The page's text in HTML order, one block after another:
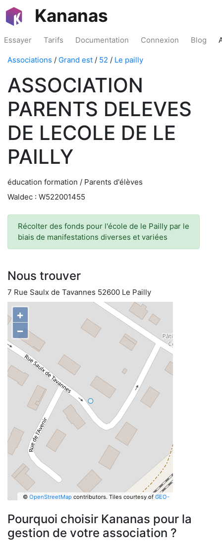
Kananas
Essayer Tarifs Documentation Connexion Blog
Associations / Grand est / 52 / Le pailly
ASSOCIATION
PARENTS DELEVES
DE LECOLE DE LE
PAILLY
éducation formation / Parents d'élèves
Waldec : W522001455
Récolter des fonds pour l'école de le Pailly par le
biais de manifestations diverses et variées
Nous trouver
7 Rue Saulx de Tavannes 52600 Le Pailly
+
−
© OpenStreetMapcontributors. Tiles courtesy ofGEO-
Pourquoi choisir Kananas pour la
gestion de votre association ?